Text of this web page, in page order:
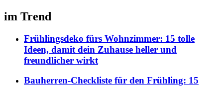
im Trend
Frühlingsdeko fürs Wohnzimmer: 15 tolle
Ideen, damit dein Zuhause heller und
freundlicher wirkt
Bauherren-Checkliste für den Frühling: 15